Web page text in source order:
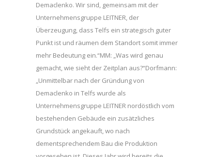
Demaclenko. Wir sind, gemeinsam mit der
Unternehmensgruppe LEITNER, der
Überzeugung, dass Telfs ein strategisch guter
Punkt ist und räumen dem Standort somit immer
mehr Bedeutung ein.“MM: „Was wird genau
gemacht, wie sieht der Zeitplan aus?“Dorfmann:
„Unmittelbar nach der Gründung von
Demaclenko in Telfs wurde als
Unternehmensgruppe LEITNER nordöstlich vom
bestehenden Gebäude ein zusätzliches
Grundstück angekauft, wo nach
dementsprechendem Bau die Produktion